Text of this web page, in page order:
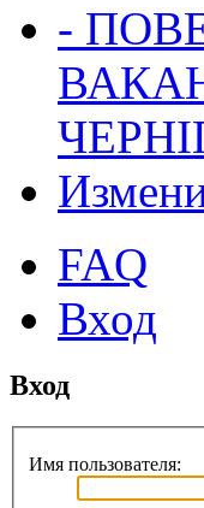
-
FAQ
Вход
Вход
Имя пользователя: